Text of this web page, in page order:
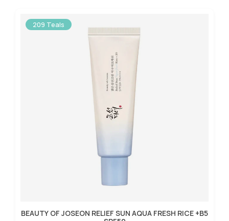
209 Teals
BEAUTY OF JOSEON RELIEF SUN AQUA FRESH RICE +B5